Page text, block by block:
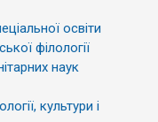
освіти
філології
наук
культури і